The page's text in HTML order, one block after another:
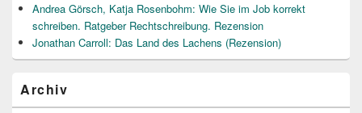
Andrea Görsch, Katja Rosenbohm: Wie Sie im Job korrekt
schreiben. Ratgeber Rechtschreibung. Rezension
Jonathan Carroll: Das Land des Lachens (Rezension)
Archiv